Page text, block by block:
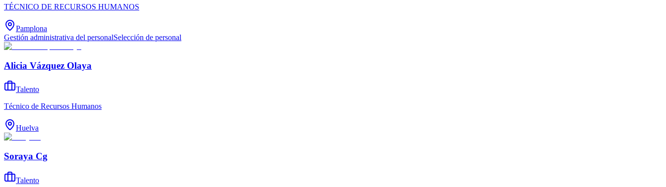
TÉCNICO DE RECURSOS HUMANOS
Pamplona
Gestión administrativa del personalSelección de personal
Alicia Vázquez Olaya
Talento
Técnico de Recursos Humanos
Huelva
Soraya Cg
Talento